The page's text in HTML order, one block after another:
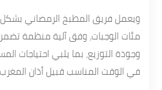
ويعمل فريق المطبخ الرمضاني
مئات الوجبات، وفق آلية منظمة
وجودة التوزيع، بما يلبي احتياجات
في الوقت المناسب قبيل أذان